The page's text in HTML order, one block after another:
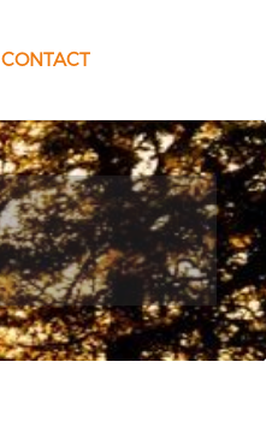
CONTACT